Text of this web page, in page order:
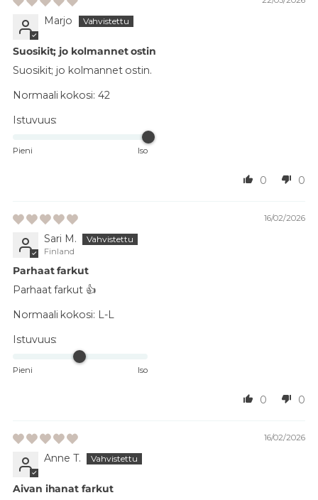
Marjo
Suosikit; jo kolmannet ostin
Suosikit; jo kolmannet ostin.
Normaali kokosi: 42
Istuvuus:
Pieni Iso
0 0
16/02/2026
Sari M.
Finland
Parhaat farkut
Parhaat farkut 👍
Normaali kokosi: L-L
Istuvuus:
Pieni Iso
0 0
16/02/2026
Anne T.
Aivan ihanat farkut